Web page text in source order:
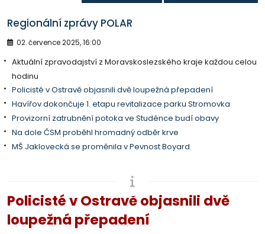
Regionální zprávy POLAR
02. července 2025, 16:00
Aktuální zpravodajství z Moravskoslezského kraje každou celou
hodinu
Policisté v Ostravě objasnili dvě loupežná přepadení
Havířov dokončuje 1. etapu revitalizace parku Stromovka
Provizorní zatrubnění potoka ve Studénce budí obavy
Na dole ČSM proběhl hromadný odběr krve
MŠ Jaklovecká se proměnila v Pevnost Boyard
Policisté v Ostravě objasnili dvě
loupežná přepadení